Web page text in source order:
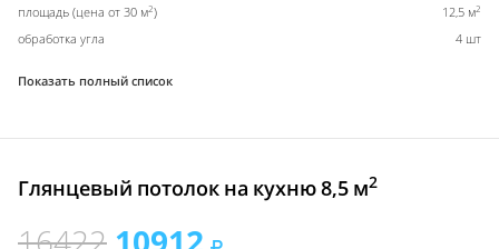
площадь (цена от 30 м2) 12,5 м2
обработка угла 4 шт
Показать полный список
Глянцевый потолок на кухню 8,5 м2